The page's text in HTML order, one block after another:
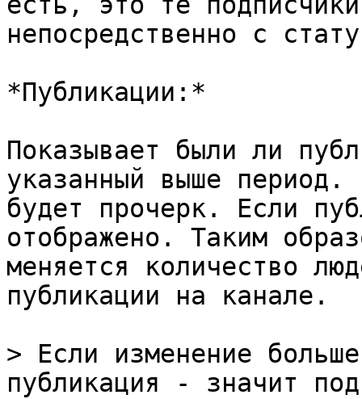
непосредственно с
*Публикации:*
Показывает были ли
указанный выше
будет прочерк. Если
отображено. Таким
меняется количество
публикации на канале.
> Если изменение
публикация - значит